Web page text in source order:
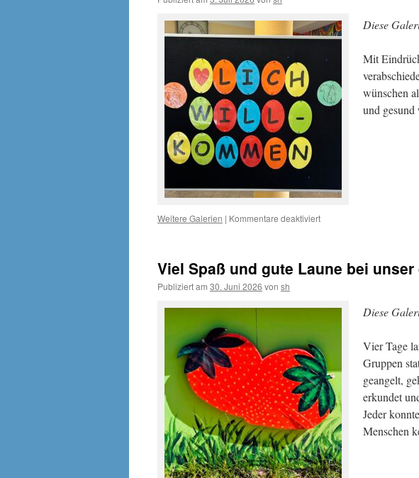
Diese
Mit
wünschen
und
Weitere Galerien | Kommentare deaktiviertfür
Viel Spaß und gute Laune bei
Publiziert am 30. Juni 2026 von sh
Diese
Vier Tage
Gruppen
geangelt,
erkundet
Jeder
Menschen